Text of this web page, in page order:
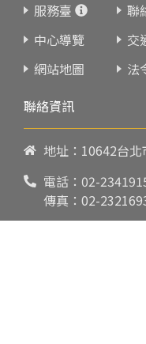
服務臺
聯
中心導覽
交
網站地圖
法
聯絡資訊
地址：10642台
電話： 02-
傳真：02-